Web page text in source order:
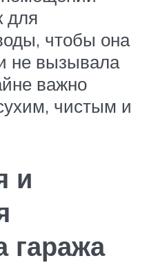
для
чтобы она
не вызывала
важно
чистым и
и
гаража